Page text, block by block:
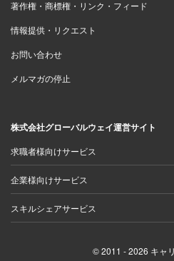
著作権・商標権・リンク・フィード
情報提供・リクエスト
お問い合わせ
メルマガの停止
株式会社グローバルウェイ運営サイト
求職者様向けサービス
企業様向けサービス
スキルシェアサービス
© 2011 - 2026 キャ